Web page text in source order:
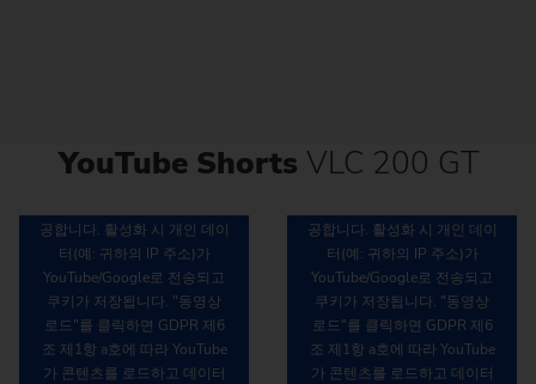
YouTube Shorts VLC 200 GT
공합니다. 활성화 시 개인 데이
터(예: 귀하의 IP 주소)가
YouTube/Google로 전송되고
쿠키가 저장됩니다. "동영상
로드"를 클릭하면 GDPR 제6
조 제1항 a호에 따라 YouTube
가 콘텐츠를 로드하고 데이터
공합니다. 활성화 시 개인 데이
터(예: 귀하의 IP 주소)가
YouTube/Google로 전송되고
쿠키가 저장됩니다. "동영상
로드"를 클릭하면 GDPR 제6
조 제1항 a호에 따라 YouTube
가 콘텐츠를 로드하고 데이터